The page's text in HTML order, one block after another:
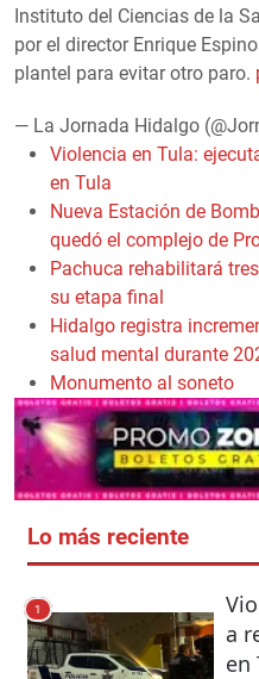
Instituto del Ciencias de la
por el director Enrique
plantel para evitar otro paro.
— La Jornada Hidalgo
Violencia en Tula:
en Tula
Nueva Estación de
quedó el complejo de
Pachuca rehabilitará
su etapa final
Hidalgo registra
salud mental durante
Monumento al soneto
Lo más reciente
1
a
en